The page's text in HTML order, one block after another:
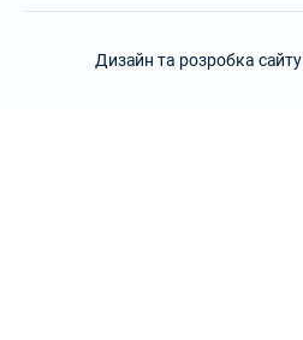
Дизайн та розробка сайту